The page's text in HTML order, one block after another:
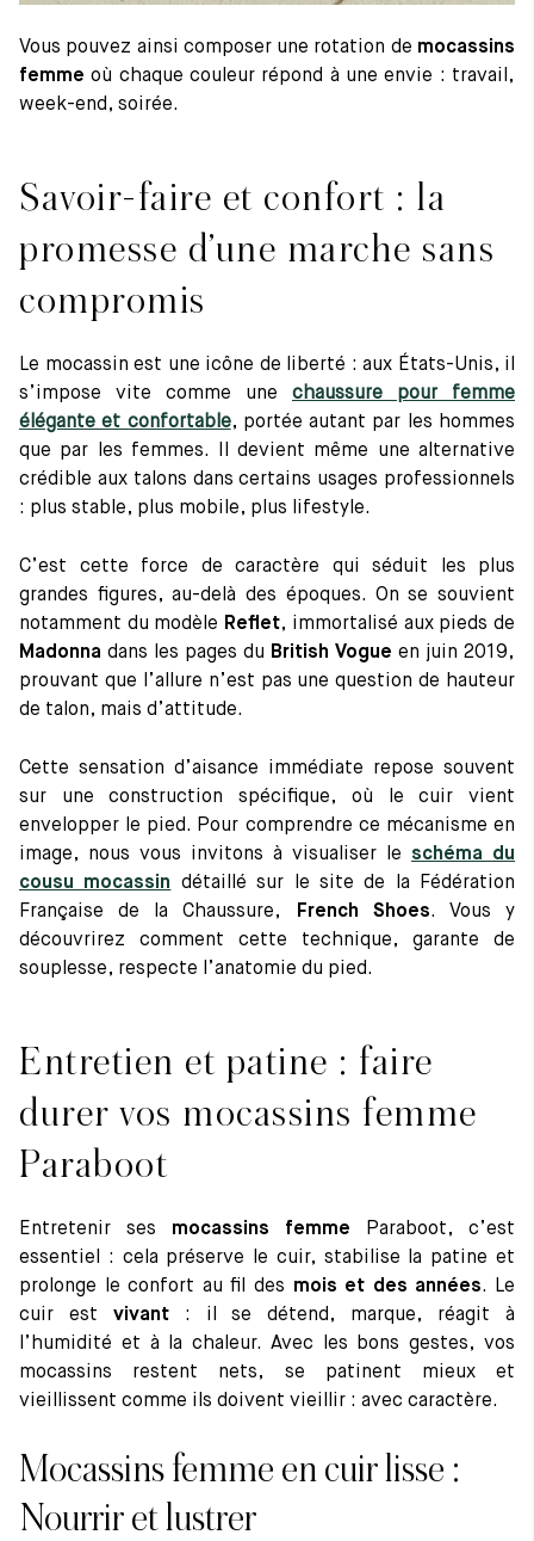
Vous pouvez ainsi composer une rotation de mocassins
femme où chaque couleur répond à une envie : travail,
week-end, soirée.
Savoir-faire et confort : la
promesse d’une marche sans
compromis
Le mocassin est une icône de liberté : aux États-Unis, il
s’impose vite comme une chaussure pour femme
élégante et confortable, portée autant par les hommes
que par les femmes. Il devient même une alternative
crédible aux talons dans certains usages professionnels
: plus stable, plus mobile, plus lifestyle.
C’est cette force de caractère qui séduit les plus
grandes figures, au-delà des époques. On se souvient
notamment du modèle Reflet, immortalisé aux pieds de
Madonna dans les pages du British Vogue en juin 2019,
prouvant que l’allure n’est pas une question de hauteur
de talon, mais d’attitude.
Cette sensation d’aisance immédiate repose souvent
sur une construction spécifique, où le cuir vient
envelopper le pied. Pour comprendre ce mécanisme en
image, nous vous invitons à visualiser le schéma du
cousu mocassin détaillé sur le site de la Fédération
Française de la Chaussure,
French Shoes. Vous y
découvrirez comment cette technique, garante de
souplesse, respecte l’anatomie du pied.
Entretien et patine : faire
durer vos mocassins femme
Paraboot
Entretenir ses mocassins femme Paraboot, c’est
essentiel : cela préserve le cuir, stabilise la patine et
prolonge le confort au fil des mois et des années. Le
cuir est vivant: il se détend, marque, réagit à
l’humidité et à la chaleur. Avec les bons gestes, vos
mocassins restent nets, se patinent mieux et
vieillissent comme ils doivent vieillir : avec caractère.
Mocassins femme en cuir lisse :
Nourrir et lustrer